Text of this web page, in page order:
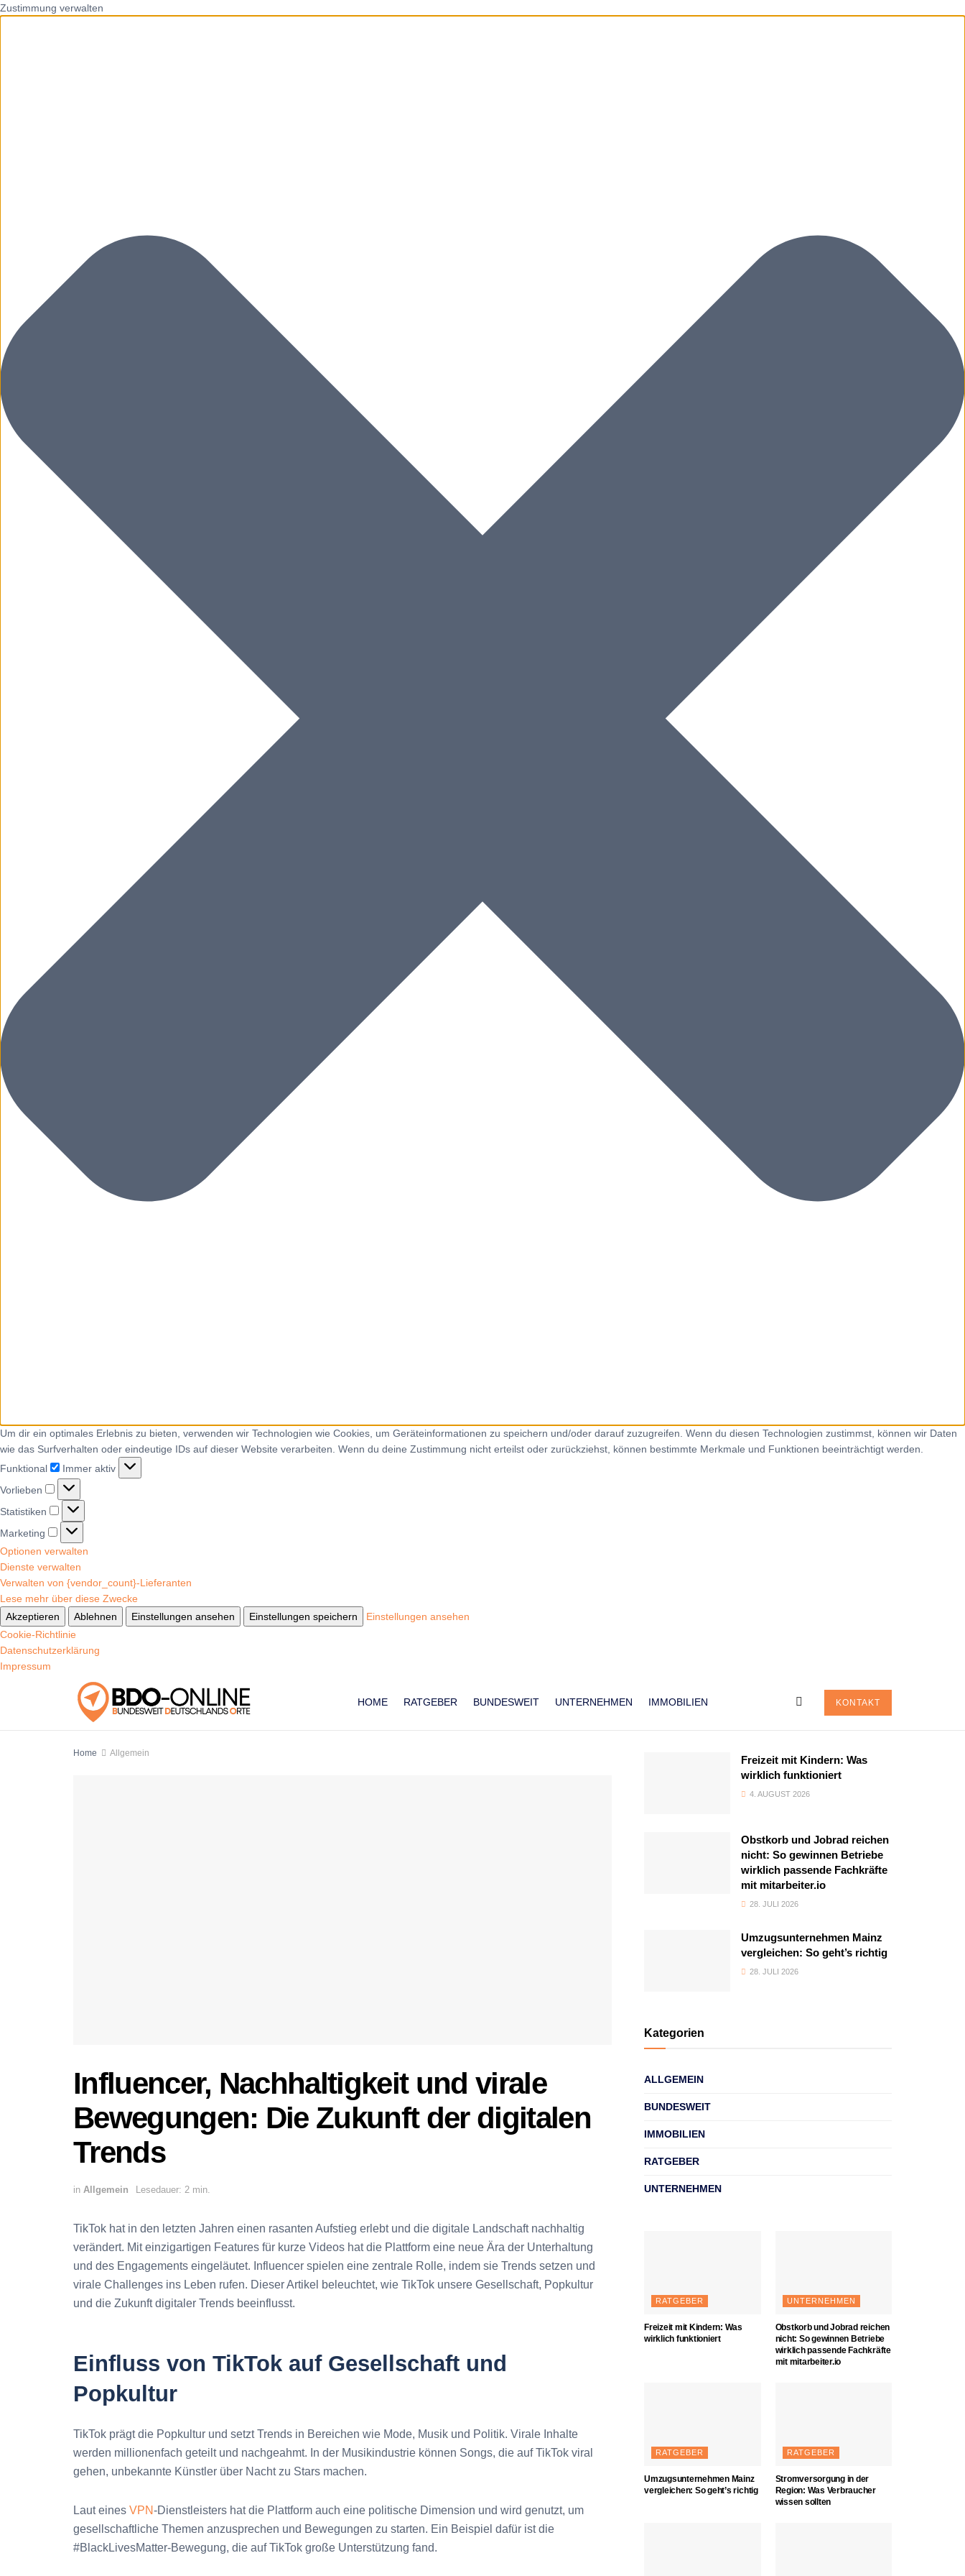
Zustimmung verwalten
Um dir ein optimales Erlebnis zu bieten, verwenden wir Technologien wie Cookies, um Geräteinformationen zu speichern und/oder darauf zuzugreifen. Wenn du diesen Technologien zustimmst, können wir Daten
wie das Surfverhalten oder eindeutige IDs auf dieser Website verarbeiten. Wenn du deine Zustimmung nicht erteilst oder zurückziehst, können bestimmte Merkmale und Funktionen beeinträchtigt werden.
Funktional
Immer aktiv
Vorlieben
Statistiken
Marketing
Optionen verwalten
Dienste verwalten
Verwalten von {vendor_count}-Lieferanten
Lese mehr über diese Zwecke
Akzeptieren
Ablehnen Einstellungen ansehen Einstellungen speichern
Einstellungen ansehen
Cookie-Richtlinie
Datenschutzerklärung
Impressum
HOME RATGEBER BUNDESWEIT UNTERNEHMEN IMMOBILIEN KONTAKT
Home Allgemein
Influencer, Nachhaltigkeit und virale
Bewegungen: Die Zukunft der digitalen
Trends
in Allgemein Lesedauer: 2 min.
TikTok hat in den letzten Jahren einen rasanten Aufstieg erlebt und die digitale Landschaft nachhaltig
verändert. Mit einzigartigen Features für kurze Videos hat die Plattform eine neue Ära der Unterhaltung
und des Engagements eingeläutet. Influencer spielen eine zentrale Rolle, indem sie Trends setzen und
virale Challenges ins Leben rufen. Dieser Artikel beleuchtet, wie TikTok unsere Gesellschaft, Popkultur
und die Zukunft digitaler Trends beeinflusst.
Einfluss von TikTok auf Gesellschaft und
Popkultur
TikTok prägt die Popkultur und setzt Trends in Bereichen wie Mode, Musik und Politik. Virale Inhalte
werden millionenfach geteilt und nachgeahmt. In der Musikindustrie können Songs, die auf TikTok viral
gehen, unbekannte Künstler über Nacht zu Stars machen.
Laut eines VPN-Dienstleisters hat die Plattform auch eine politische Dimension und wird genutzt, um
gesellschaftliche Themen anzusprechen und Bewegungen zu starten. Ein Beispiel dafür ist die
#BlackLivesMatter-Bewegung, die auf TikTok große Unterstützung fand.
Freizeit mit Kindern: Was
wirklich funktioniert
4. AUGUST 2026
Obstkorb und Jobrad reichen
nicht: So gewinnen Betriebe
wirklich passende Fachkräfte
mit mitarbeiter.io
28. JULI 2026
Umzugsunternehmen Mainz
vergleichen: So geht’s richtig
28. JULI 2026
Kategorien
ALLGEMEIN
BUNDESWEIT
IMMOBILIEN
RATGEBER
UNTERNEHMEN
RATGEBER
Freizeit mit Kindern: Was
wirklich funktioniert
UNTERNEHMEN
Obstkorb und Jobrad reichen
nicht: So gewinnen Betriebe
wirklich passende Fachkräfte
mit mitarbeiter.io
RATGEBER
Umzugsunternehmen Mainz
vergleichen: So geht’s richtig
RATGEBER
Stromversorgung in der
Region: Was Verbraucher
wissen sollten